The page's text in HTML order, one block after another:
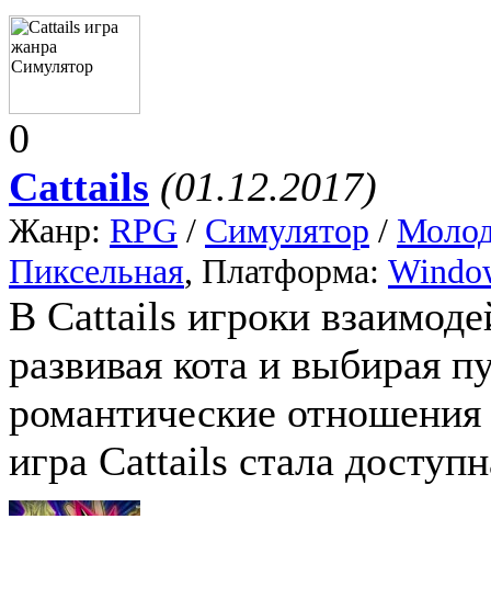
0
Cattails (01.12.2017)
Жанр: RPG / Симулятор /
Пиксельная, Платформа:
В Cattails игроки
развивая кота и выбирая
романтические
игра Cattails стала